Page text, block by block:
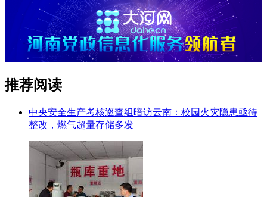
推荐阅读
中央安全生产考核巡查组暗访云南：校园火灾隐患亟待
整改，燃气超量存储多发